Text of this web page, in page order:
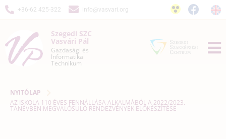
+36-62 425-322 info@vasvari.org
Szegedi SZC
Vasvári Pál
Gazdasági és
Informatikai
Technikum
NYITÓLAP
AZ ISKOLA 110 ÉVES FENNÁLLÁSA ALKALMÁBÓL A 2022/2023.
TANÉVBEN MEGVALÓSULÓ RENDEZVÉNYEK ELŐKÉSZÍTÉSE